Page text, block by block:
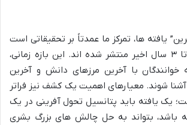
یافته ها، تمرکز ما عمدتاً بر تحقیقاتی است
که در بازه زمانی ۱ تا ۳ سال اخیر منتشر شده اند. این بازه زمانی،
با آخرین مرزهای دانش و آخرین
شوند. معیارهای اهمیت یک کشف نیز فراتر
یک یافته باید پتانسیل تحول آفرینی در یک
باشد، بتواند به حل چالش های بزرگ بشری